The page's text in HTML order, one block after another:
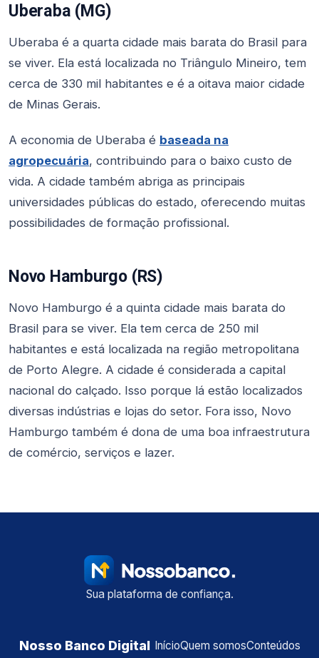
Uberaba (MG)
Uberaba é a quarta cidade mais barata do Brasil para
se viver. Ela está localizada no Triângulo Mineiro, tem
cerca de 330 mil habitantes e é a oitava maior cidade
de Minas Gerais.
A economia de Uberaba é baseada na
agropecuária, contribuindo para o baixo custo de
vida. A cidade também abriga as principais
universidades públicas do estado, oferecendo muitas
possibilidades de formação profissional.
Novo Hamburgo (RS)
Novo Hamburgo é a quinta cidade mais barata do
Brasil para se viver. Ela tem cerca de 250 mil
habitantes e está localizada na região metropolitana
de Porto Alegre. A cidade é considerada a capital
nacional do calçado. Isso porque lá estão localizados
diversas indústrias e lojas do setor. Fora isso, Novo
Hamburgo também é dona de uma boa infraestrutura
de comércio, serviços e lazer.
Sua plataforma de confiança.
Nosso Banco Digital InícioQuem somosConteúdos